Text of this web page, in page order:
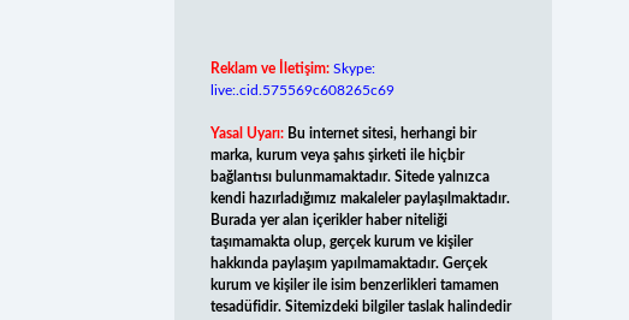
Reklam ve İletişim: Skype:
live:.cid.575569c608265c69
Yasal Uyarı: Bu internet sitesi, herhangi bir
marka, kurum veya şahıs şirketi ile hiçbir
bağlantısı bulunmamaktadır. Sitede yalnızca
kendi hazırladığımız makaleler paylaşılmaktadır.
Burada yer alan içerikler haber niteliği
taşımamakta olup, gerçek kurum ve kişiler
hakkında paylaşım yapılmamaktadır. Gerçek
kurum ve kişiler ile isim benzerlikleri tamamen
tesadüfidir. Sitemizdeki bilgiler taslak halindedir